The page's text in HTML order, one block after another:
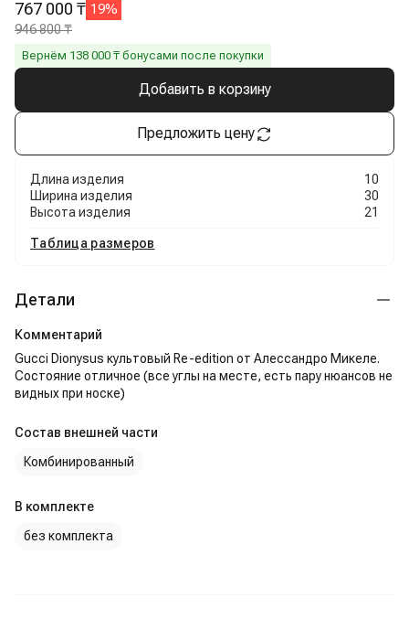
767 000 ₸ 19%
946 800 ₸
Вернём 138 000 ₸ бонусами после покупки
Добавить в корзину
Предложить цену
Длина изделия
10
Ширина изделия
30
Высота изделия
21
Таблица размеров
Детали
Комментарий
Gucci Dionysus культовый Re-edition от Алессандро Микеле.
Состояние отличное (все углы на месте, есть пару нюансов не
видных при носке)
Состав внешней части
Комбинированный
В комплекте
без комплекта